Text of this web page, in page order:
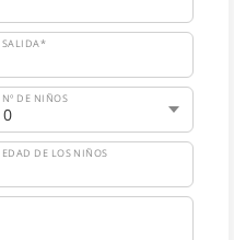
SALIDA*
Nº DE NIÑOS
EDAD DE LOS NIÑOS